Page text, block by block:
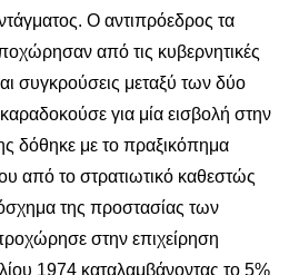
Ο αντιπρόεδρος τα
από τις κυβερνητικές
συγκρούσεις μεταξύ των δύο
για μία εισβολή στην
δόθηκε με το πραξικόπημα
από το στρατιωτικό καθεστώς
της προστασίας των
στην επιχείρηση
1974 καταλαμβάνοντας το 5%